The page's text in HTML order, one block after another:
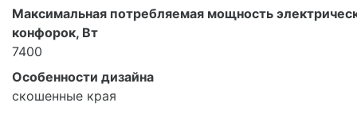
Максимальная потребляемая мощность
конфорок, Вт
7400
Особенности дизайна
скошенные края